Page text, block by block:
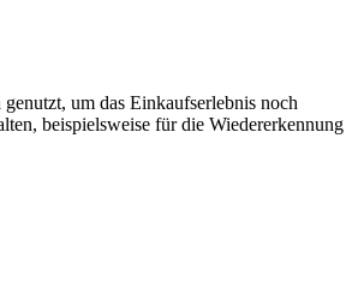
um das Einkaufserlebnis noch
beispielsweise für die Wiedererkennung